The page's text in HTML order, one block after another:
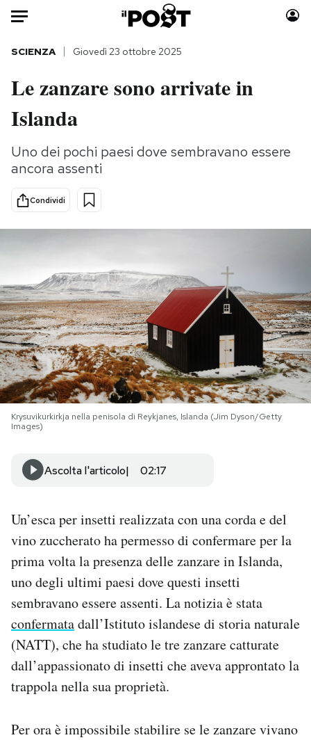
Auto
HOME
Italia
Politica
Tecnologia
Internet
Sport
Consumismi
Mondiali calcio 2026
PODCAST
NEWSLETTER
I MIEI PREFERITI
SHOP
CALENDARIO
AREA PERSONALE
Notifiche mobile
Regala il Post
Hai bisogno di aiuto?
Esci
SCIENZA Giovedì 23 ottobre 2025
Le zanzare sono arrivate in
Islanda
Uno dei pochi paesi dove sembravano essere
ancora assenti
Condividi
Krysuvikurkirkja nella penisola di Reykjanes, Islanda (Jim Dyson/Getty
Images)
Ascolta l'articolo 02:17
Un’esca per insetti realizzata con una corda e del
vino zuccherato ha permesso di confermare per la
prima volta la presenza delle zanzare in Islanda,
uno degli ultimi paesi dove questi insetti
sembravano essere assenti. La notizia è stata
confermatadall’Istituto islandese di storia naturale
(NATT), che ha studiato le tre zanzare catturate
dall’appassionato di insetti che aveva approntato la
trappola nella sua proprietà.
Per ora è impossibile stabilire se le zanzare vivano